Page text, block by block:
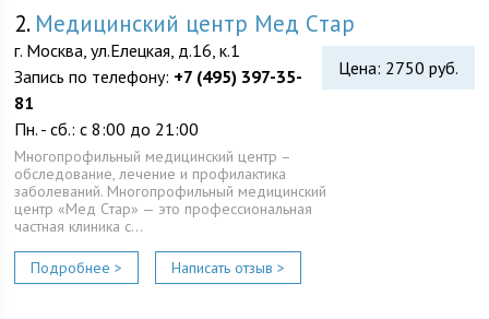
2. Медицинский центр Мед Cтар
Цена: 2750 руб.
г. Москва, ул.Елецкая, д.16, к.1
Запись по телефону: +7 (495) 397-35-
81
Пн. - сб.: с 8:00 до 21:00
Многопрофильный медицинский центр –
обследование, лечение и профилактика
заболеваний. Многопрофильный медицинский
центр «Мед Cтар» — это профессиональная
частная клиника с…
Подробнее > Написать отзыв >